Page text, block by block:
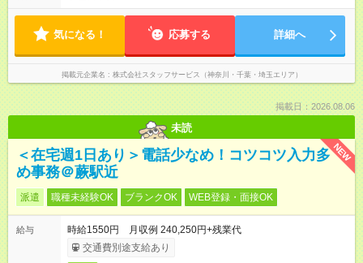
気になる！ 応募する 詳細へ
掲載元企業名 株式会社スタッフサービス（神奈川・千葉・埼玉エリア）
掲載日：2026.08.06
未読
NEW
＜在宅週1日あり＞電話少なめ！コツコツ入力多
め事務＠蕨駅近
派遣 職種未経験OK ブランクOK WEB登録・面接OK
給与
時給1550円 月収例 240,250円+残業代
交通費別途支給あり